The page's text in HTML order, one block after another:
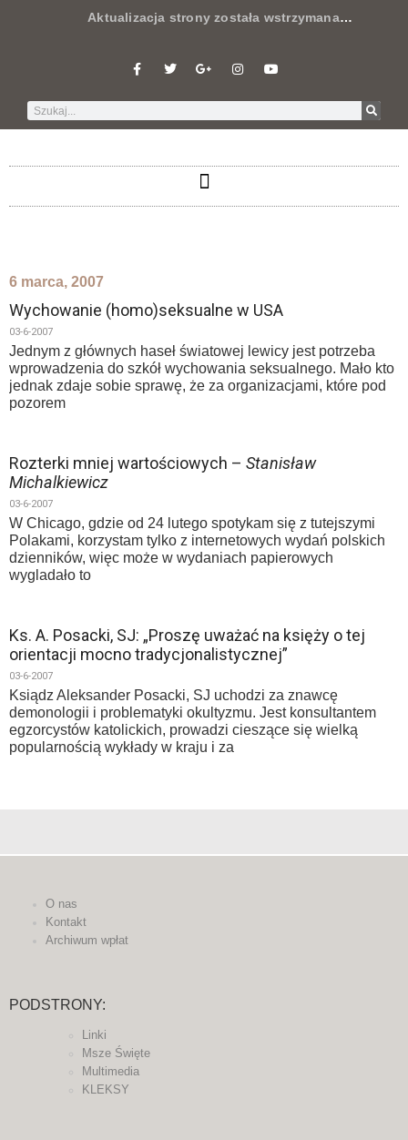
Aktualizacja strony została wstrzymana…
6 marca, 2007
Wychowanie (homo)seksualne w USA
03-6-2007
Jednym z głównych haseł światowej lewicy jest potrzeba
wprowadzenia do szkół wychowania seksualnego. Mało kto
jednak zdaje sobie sprawę, że za organizacjami, które pod
pozorem
Rozterki mniej wartościowych – Stanisław
Michalkiewicz
03-6-2007
W Chicago, gdzie od 24 lutego spotykam się z tutejszymi
Polakami, korzystam tylko z internetowych wydań polskich
dzienników, więc może w wydaniach papierowych
wygladało to
Ks. A. Posacki, SJ: „Proszę uważać na księży o tej
orientacji mocno tradycjonalistycznej”
03-6-2007
Ksiądz Aleksander Posacki, SJ uchodzi za znawcę
demonologii i problematyki okultyzmu. Jest konsultantem
egzorcystów katolickich, prowadzi cieszące się wielką
popularnością wykłady w kraju i za
O nas
Kontakt
Archiwum wpłat
PODSTRONY:
Linki
Msze Święte
Multimedia
KLEKSY